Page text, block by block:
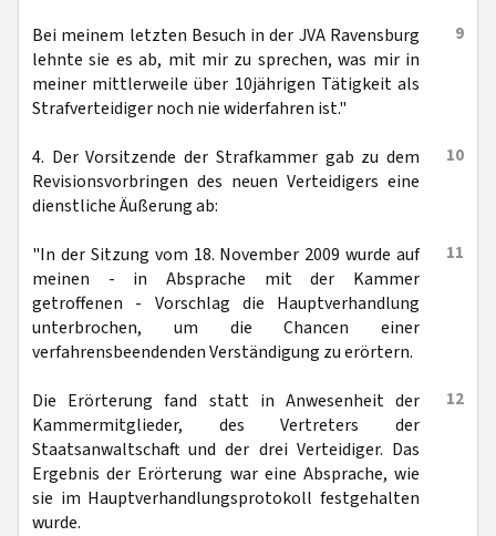
9
Bei meinem letzten Besuch in der JVA Ravensburg
lehnte sie es ab, mit mir zu sprechen, was mir in
meiner mittlerweile über 10jährigen Tätigkeit als
Strafverteidiger noch nie widerfahren ist."
10
4. Der Vorsitzende der Strafkammer gab zu dem
Revisionsvorbringen des neuen Verteidigers eine
dienstliche Äußerung ab:
11
"In der Sitzung vom 18. November 2009 wurde auf
meinen - in Absprache mit der Kammer
getroffenen - Vorschlag die Hauptverhandlung
unterbrochen, um die Chancen einer
verfahrensbeendenden Verständigung zu erörtern.
12
Die Erörterung fand statt in Anwesenheit der
Kammermitglieder, des Vertreters der
Staatsanwaltschaft und der drei Verteidiger. Das
Ergebnis der Erörterung war eine Absprache, wie
sie im Hauptverhandlungsprotokoll festgehalten
wurde.